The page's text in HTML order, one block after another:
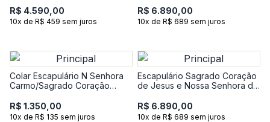
R$ 4.590,00
10x de R$ 459 sem juros
R$ 6.890,00
10x de R$ 689 sem juros
Colar Escapulário N Senhora
Carmo/Sagrado Coração
Banho de Ouro Amarelo 18k
R$ 1.350,00
10x de R$ 135 sem juros
Escapulário Sagrado Coração
de Jesus e Nossa Senhora do
R$ 6.890,00
10x de R$ 689 sem juros